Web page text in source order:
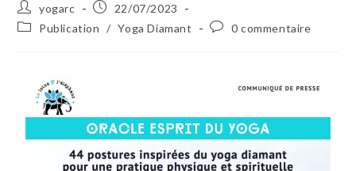
yogarc
22/07/2023
Publication
/ Yoga Diamant 0 commentaire